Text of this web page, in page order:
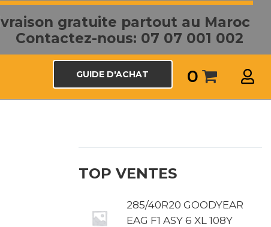
gratuite partout au Maroc
Contactez-nous: 07 07 001 002
GUIDE D'ACHAT 0
TOP VENTES
285/40R20 GOODYEAR
EAG F1 ASY 6 XL 108Y